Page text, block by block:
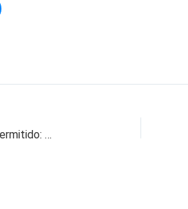
Políticos están lanzando campañas antes de lo permitido: MOE